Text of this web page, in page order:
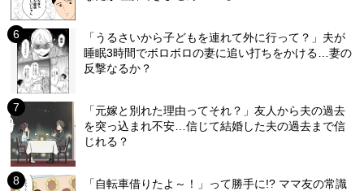
「うるさいから子どもを連れて外に行って？」夫が
睡眠3時間でボロボロの妻に追い打ちをかける…妻の
反撃なるか？
「元嫁と別れた理由ってそれ？」友人から夫の過去
を突っ込まれ不安…信じて結婚した夫の過去まで信
じれる？
「自転車借りたよ～！」って勝手に!? ママ友の常識